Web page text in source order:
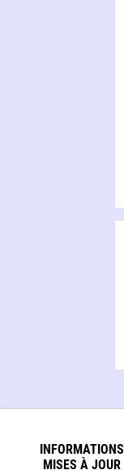
INFORMATIONS
MISES À JOUR